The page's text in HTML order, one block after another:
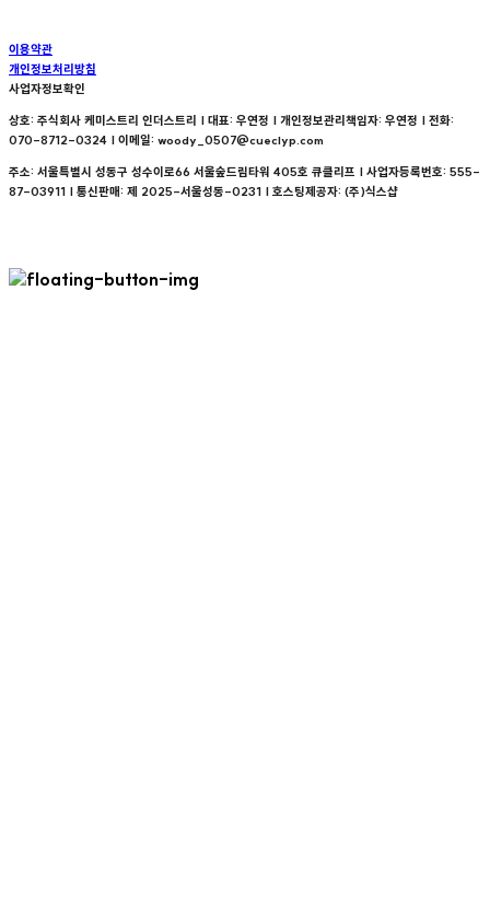
이용약관
개인정보처리방침
사업자정보확인
상호: 주식회사 케미스트리 인더스트리 | 대표: 우연정 | 개인정보관리책임자: 우연정 | 전화:
070-8712-0324 | 이메일: woody_0507@cueclyp.com
주소: 서울특별시 성동구 성수이로66 서울숲드림타워 405호 큐클리프 | 사업자등록번호: 555-
87-03911 | 통신판매: 제 2025-서울성동-0231 | 호스팅제공자: (주)식스샵